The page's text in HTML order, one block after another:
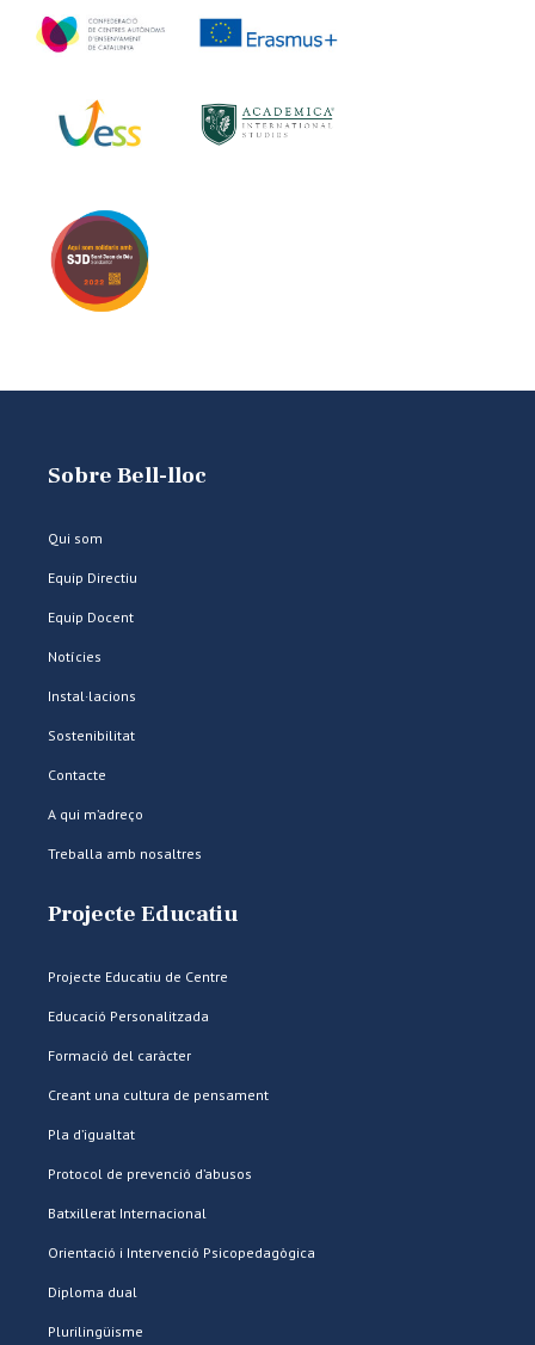
Sobre Bell-lloc
Qui som
Equip Directiu
Equip Docent
Notícies
Instal·lacions
Sostenibilitat
Contacte
A qui m’adreço
Treballa amb nosaltres
Projecte Educatiu
Projecte Educatiu de Centre
Educació Personalitzada
Formació del caràcter
Creant una cultura de pensament
Pla d’igualtat
Protocol de prevenció d’abusos
Batxillerat Internacional
Orientació i Intervenció Psicopedagògica
Diploma dual
Plurilingüisme